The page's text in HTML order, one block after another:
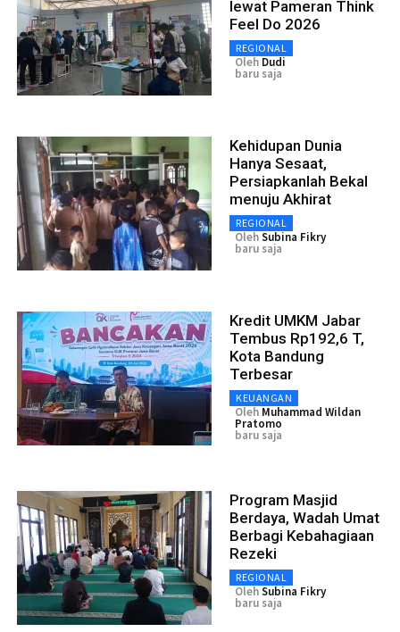
lewat Pameran Think
Feel Do 2026
REGIONAL
Oleh Dudi
baru saja
Kehidupan Dunia
Hanya Sesaat,
Persiapkanlah Bekal
menuju Akhirat
REGIONAL
OlehSubina Fikry
baru saja
Kredit UMKM Jabar
Tembus Rp192,6 T,
Kota Bandung
Terbesar
KEUANGAN
Oleh Muhammad Wildan
Pratomo
baru saja
Program Masjid
Berdaya, Wadah Umat
Berbagi Kebahagiaan
Rezeki
REGIONAL
OlehSubina Fikry
baru saja